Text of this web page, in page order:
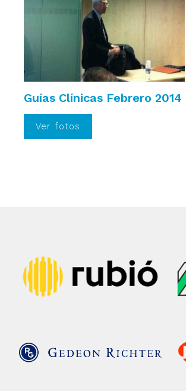
Guías Clínicas Febrero 2014
Ver fotos